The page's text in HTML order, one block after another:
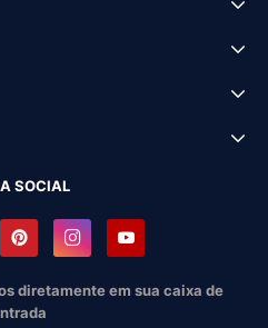
SOCIAL
diretamente em sua caixa de